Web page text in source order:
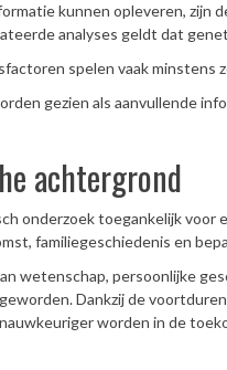
kunnen opleveren, zijn
analyses geldt dat
spelen vaak minstens
gezien als aanvullende
achtergrond
onderzoek toegankelijk voor
familiegeschiedenis en
wetenschap, persoonlijke
Dankzij de
worden in de